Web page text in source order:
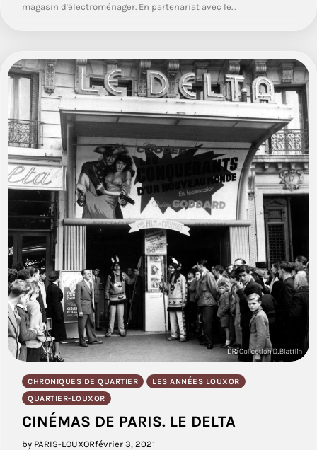
magasin d'électroménager. En partenariat avec le…
CHRONIQUES DE QUARTIER
LES ANNÉES LOUXOR
QUARTIER-LOUXOR
CINÉMAS DE PARIS. LE DELTA
by PARIS-LOUXORfévrier 3, 2021